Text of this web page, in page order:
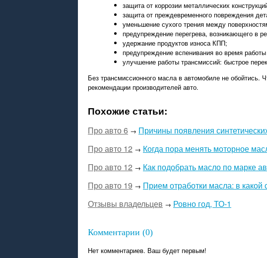
защита от коррозии металлических
защита от преждевременного повреждения
уменьшение сухого трения между
предупреждение перегрева, возникающего в
удержание продуктов износа КПП;
предупреждение вспенивания во время
улучшение работы трансмиссий: быстрое
Без трансмиссионного масла в автомобиле не обойтись.
рекомендации производителей авто.
Похожие статьи:
Про авто 6 → Причины появления
Про авто 12 → Когда пора менять моторное
Про авто 12 → Как подобрать масло по марке
Про авто 19 → Прием отработки масла: в какой
Отзывы владельцев → Ровно год, ТО-1
Комментарии (0)
Нет комментариев. Ваш будет первым!